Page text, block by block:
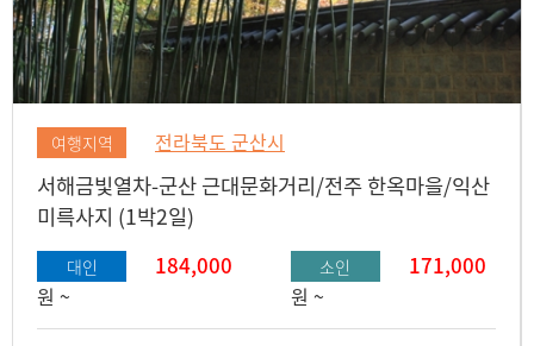
여행지역 전라북도 군산시
서해금빛열차-군산 근대문화거리/전주 한옥마을/익산
미륵사지 (1박2일)
대인 184,000
원 ~
소인 171,000
원 ~